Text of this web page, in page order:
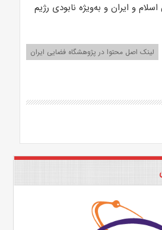
و ایران و به‌ویژه نابودی رژیم
لینک اصل محتوا در پژوهشگاه فضایی ایران